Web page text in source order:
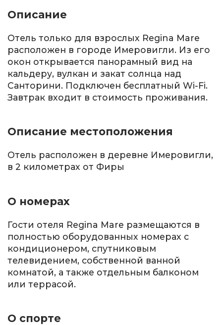
Описание
Отель только для взрослых Regina Mare
расположен в городе Имеровигли. Из его
окон открывается панорамный вид на
кальдеру, вулкан и закат солнца над
Санторини. Подключен бесплатный Wi-Fi.
Завтрак входит в стоимость проживания.
Описание местоположения
Отель расположен в деревне Имеровигли,
в 2 километрах от Фиры
О номерах
Гости отеля Regina Mare размещаются в
полностью оборудованных номерах с
кондиционером, спутниковым
телевидением, собственной ванной
комнатой, а также отдельным балконом
или террасой.
О спорте